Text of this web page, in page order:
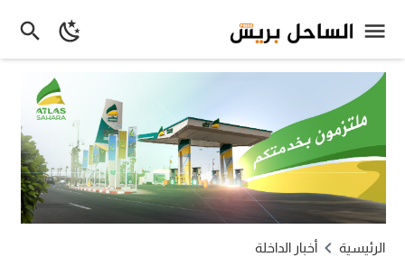
الرئيسية أخبار الداخلة